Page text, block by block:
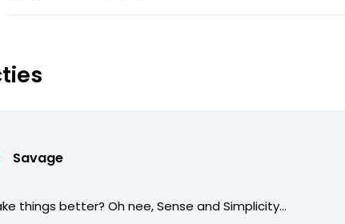
Savage
things better? Oh nee, Sense and Simplicity…